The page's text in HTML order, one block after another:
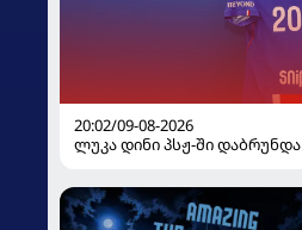
20:02/09-08-2026
ლუკა დინი პსჟ-ში დაბრუნდა